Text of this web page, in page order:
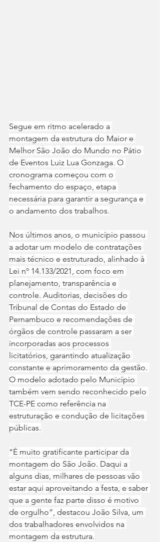
Segue em ritmo acelerado a
montagem da estrutura do Maior e
Melhor São João do Mundo no Pátio
de Eventos Luiz Lua Gonzaga. O
cronograma começou com o
fechamento do espaço, etapa
necessária para garantir a segurança e
o andamento dos trabalhos.
Nos últimos anos, o município passou
a adotar um modelo de contratações
mais técnico e estruturado, alinhado à
Lei nº 14.133/2021, com foco em
planejamento, transparência e
controle. Auditorias, decisões do
Tribunal de Contas do Estado de
Pernambuco e recomendações de
órgãos de controle passaram a ser
incorporadas aos processos
licitatórios, garantindo atualização
constante e aprimoramento da gestão.
O modelo adotado pelo Município
também vem sendo reconhecido pelo
TCE-PE como referência na
estruturação e condução de licitações
públicas.
“É muito gratificante participar da
montagem do São João. Daqui a
alguns dias, milhares de pessoas vão
estar aqui aproveitando a festa, e saber
que a gente faz parte disso é motivo
de orgulho”, destacou João Silva, um
dos trabalhadores envolvidos na
montagem da estrutura.